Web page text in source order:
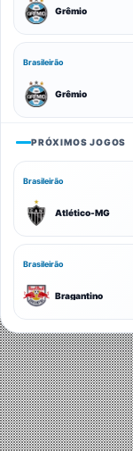
Grêmio
Brasileirão
Grêmio
PRÓXIMOS JOGOS
Brasileirão
Atlético-MG
Brasileirão
Bragantino